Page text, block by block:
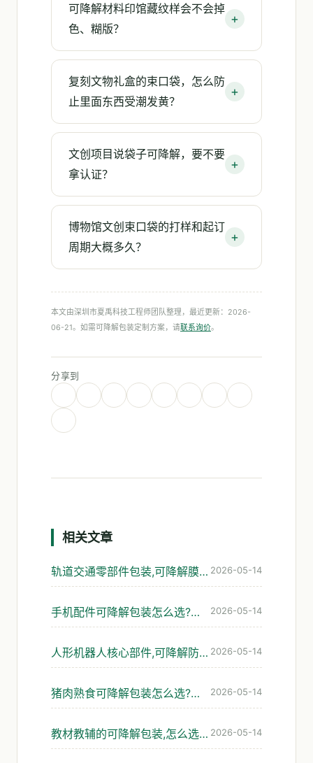
可降解材料印馆藏纹样会不会掉
色、糊版？
复刻文物礼盒的束口袋，怎么防
止里面东西受潮发黄？
文创项目说袋子可降解，要不要
拿认证？
博物馆文创束口袋的打样和起订
周期大概多久？
本文由深圳市夏禹科技工程师团队整理，最近更新：2026-
06-21。如需可降解包装定制方案，请联系询价。
分享到
相关文章
轨道交通零部件包装,可降解膜与缓冲怎么选才不出问题 2026-05-14
手机配件可降解包装怎么选?防静电与防潮的平衡 2026-05-14
人形机器人核心部件,可降解防静电包装怎么选 2026-05-14
猪肉熟食可降解包装怎么选?四种工况避坑指南 2026-05-14
教材教辅的可降解包装,怎么选才不踩坑 2026-05-14